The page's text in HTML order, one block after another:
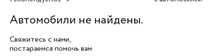
Автомобили не найдены.
Свяжитесь с нами,
постараемся помочь вам